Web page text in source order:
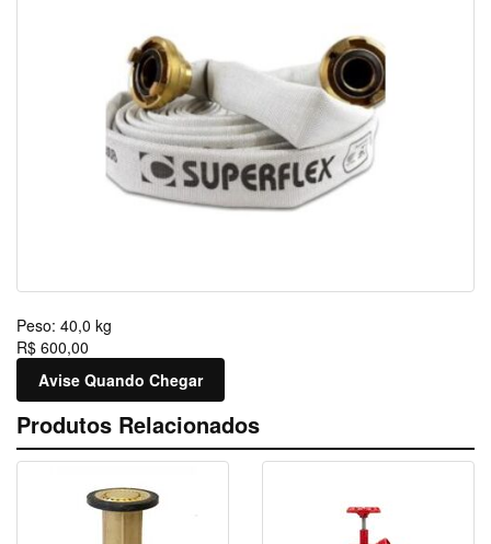
Peso: 40,0 kg
R$ 600,00
Avise Quando Chegar
Produtos Relacionados